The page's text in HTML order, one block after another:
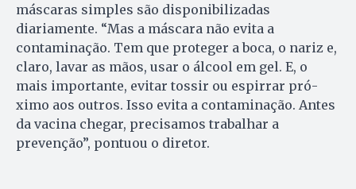
máscaras simples são disponibilizadas
diariamente. “Mas a más­cara não evita a
contaminação. Tem que proteger a boca, o na­riz e,
claro, lavar as mãos, usar o álcool em gel. E, o
mais importante, evitar tossir ou espirrar pró­
ximo aos outros. Isso evita a contaminação. Antes
da vacina chegar, precisamos trabalhar a
prevenção”, pontuou o diretor.